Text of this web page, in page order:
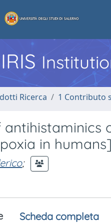
Ricerca 1 Contributo
in humans]
;
Scheda completa